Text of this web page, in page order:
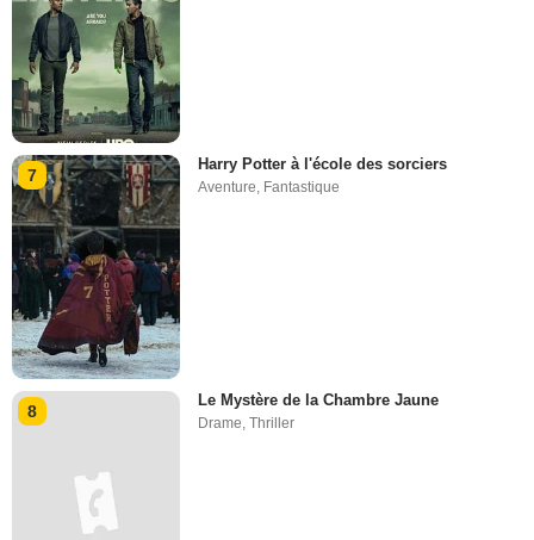
7
Harry Potter à l'école des sorciers
Aventure Fantastique
8
Le Mystère de la Chambre Jaune
Drame,Thriller